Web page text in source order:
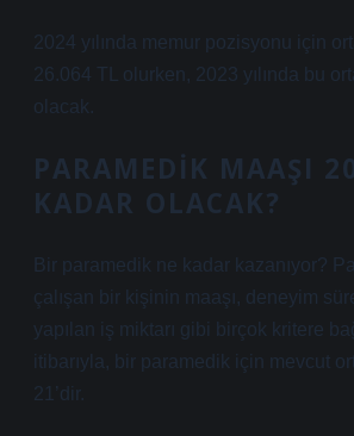
2024 yılında memur pozisyonu için
26.064 TL olurken, 2023 yılında bu
olacak.
PARAMEDIK MAAŞI
KADAR OLACAK?
Bir paramedik ne kadar kazanıyor?
çalışan bir kişinin maaşı, deneyim
yapılan iş miktarı gibi birçok kritere
itibarıyla, bir paramedik için mevcut
21’dir.